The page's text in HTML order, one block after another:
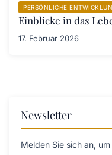
PERSÖNLICHE
Einblicke in das
17. Februar 2026
Newsletter
Melden Sie sich an,